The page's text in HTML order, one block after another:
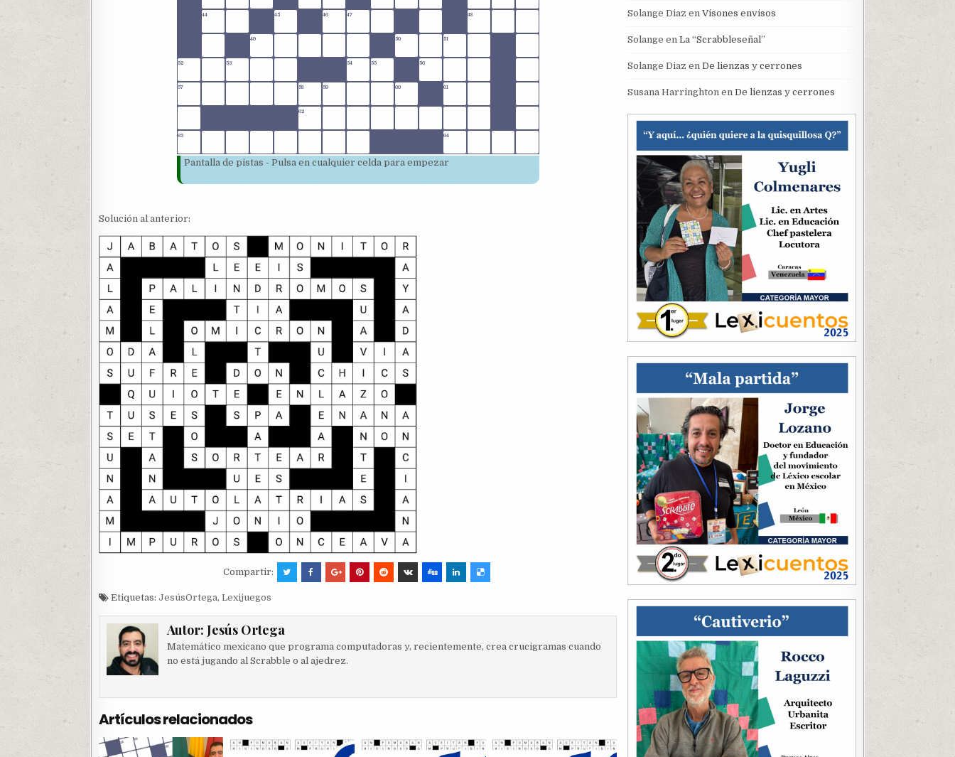
44 45 46 47 48
49 50 51
52 53 54 55 56
57 58 59 60 61
62
63 64
Pantalla de pistas - Pulsa en cualquier celda para empezar
Solución al anterior:
Compartir:
Etiquetas: JesúsOrtega, Lexijuegos
Autor: Jesús Ortega
Matemático mexicano que programa computadoras y, recientemente, crea crucigramas cuando
no está jugando al Scrabble o al ajedrez.
Artículos relacionados
Solange Diaz enVisones envisos
Solange enLa “Scrabbleseñal”
Solange Diaz enDe lienzas y cerrones
Susana Harringhton enDe lienzas y cerrones